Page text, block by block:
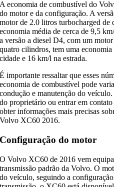
A economia de combustível do
do motor e da configuração. A
motor de 2.0 litros turbocharged de
economia média de cerca de 9,5
a versão a diesel D4, com um
quatro cilindros, tem uma
cidade e 16 km/l na estrada.
É importante ressaltar que esses
economia de combustível pode
condução e manutenção do
do proprietário ou entrar em
obter informações mais precisas
Volvo XC60 2016.
Configuração do motor
O Volvo XC60 de 2016 vem
transmissão padrão da Volvo. O
do veículo, seguindo a